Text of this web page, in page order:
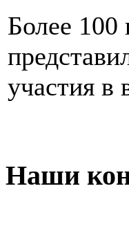
Более 100
участия в
Наши